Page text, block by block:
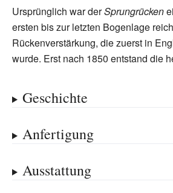
Ursprünglich war derSprungrücken
ersten bis zur letzten Bogenlage
Rückenverstärkung, die zuerst in
wurde. Erst nach 1850 entstand die
Geschichte
Anfertigung
Ausstattung